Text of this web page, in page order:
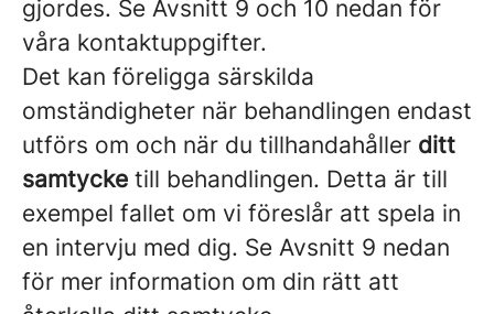
gjordes. Se Avsnitt 9 och 10 nedan för
våra kontaktuppgifter.
Det kan föreligga särskilda
omständigheter när behandlingen endast
utförs om och när du tillhandahåller ditt
samtycke till behandlingen. Detta är till
exempel fallet om vi föreslår att spela in
en intervju med dig. Se Avsnitt 9 nedan
för mer information om din rätt att